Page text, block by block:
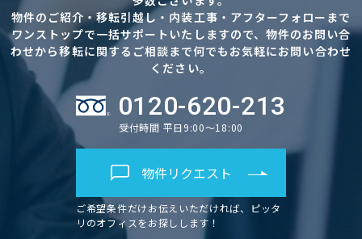
物件のご紹介・移転引越し・内装工事・アフターフォローまで
ワンストップで一括サポートいたしますので、物件のお問い合
わせから移転に関するご相談まで何でもお気軽にお問い合わせ
ください。
0120-620-213
受付時間 平日9:00～18:00
物件リクエスト
ご希望条件だけお伝えいただければ、ピッタ
リのオフィスをお探しします！